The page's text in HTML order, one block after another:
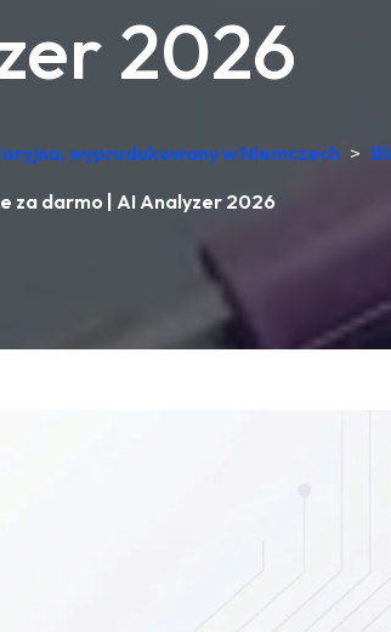
2026
wyprodukowany w Niemczech >
za darmo | AI Analyzer 2026